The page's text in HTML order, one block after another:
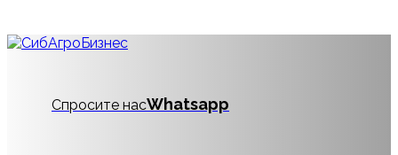
Спросите насWhatsapp